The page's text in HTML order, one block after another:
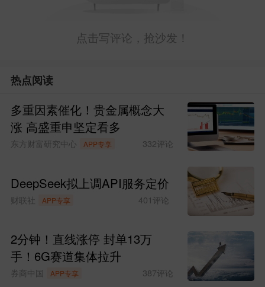
点击写评论，抢沙发！
热点阅读
多重因素催化！贵金属概念大
涨 高盛重申坚定看多
东方财富研究中心 APP专享 332评论
DeepSeek拟上调API服务定价
财联社 APP专享 401评论
2分钟！直线涨停 封单13万
手！6G赛道集体拉升
券商中国 APP专享 387评论